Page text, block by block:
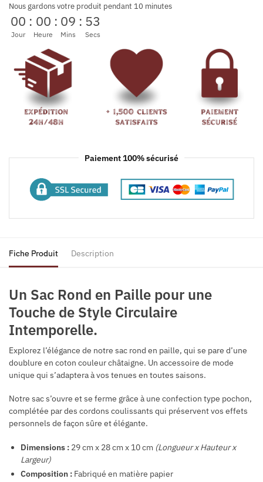
Nous gardons votre produit pendant 10 minutes
00
Jour
: 00
Heure
: 09
Mins
: 53
Secs
Paiement 100% sécurisé
Fiche Produit Description
Un Sac Rond en Paille pour une
Touche de Style Circulaire
Intemporelle.
Explorez l’élégance de notre sac rond en paille, qui se pare d’une
doublure en coton couleur châtaigne. Un accessoire de mode
unique qui s’adaptera à vos tenues en toutes saisons.
Notre sac s’ouvre et se ferme grâce à une confection type pochon,
complétée par des cordons coulissants qui préservent vos effets
personnels de façon sûre et élégante.
Dimensions : 29 cm x 28 cm x 10 cm (Longueur x Hauteur x
Largeur)
Composition : Fabriqué en matière papier